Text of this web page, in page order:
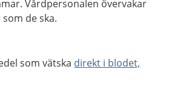
Vårdpersonalen övervakar
de ska.
som vätska direkt i blodet,